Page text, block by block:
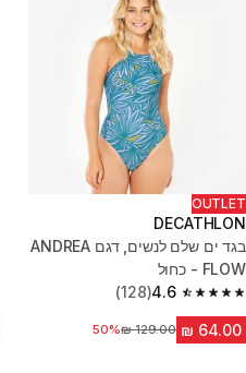
OUTLET
DECATHLON
בגד ים שלם לנשים, דגם ANDREA
FLOW - כחול
4.6
4.6 out of 5 stars from 128 reviews
(128)
מחיר לפני הנחה‏129.00 ₪
50%